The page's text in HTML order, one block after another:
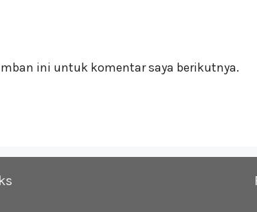
ini untuk komentar saya berikutnya.